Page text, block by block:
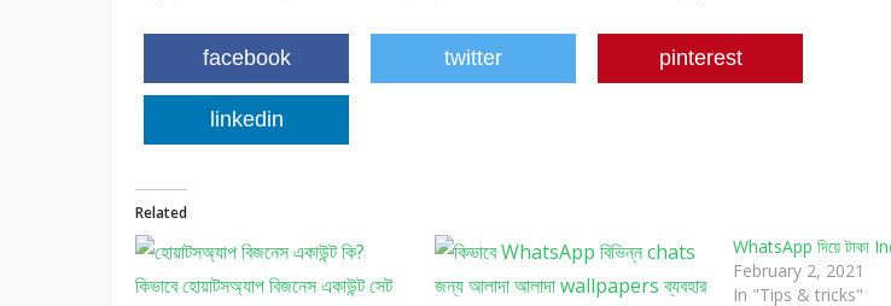
facebook twitter pinterest
linkedin
Related
WhatsApp দিয়ে টাকা
February 2, 2021
In "Tips & tricks"